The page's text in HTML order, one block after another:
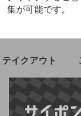
集が可能です。
テイクアウト